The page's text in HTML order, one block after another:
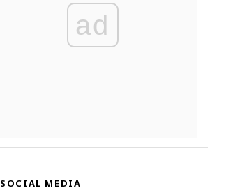
ad
SOCIAL MEDIA